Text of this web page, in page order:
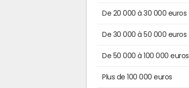
De 20 000 à 30 000 euros
De 30 000 à 50 000 euros
De 50 000 à 100 000 euros
Plus de 100 000 euros